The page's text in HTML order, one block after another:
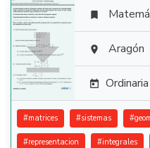


 Aragón

#matrices #sistemas #
#representacion #integrales